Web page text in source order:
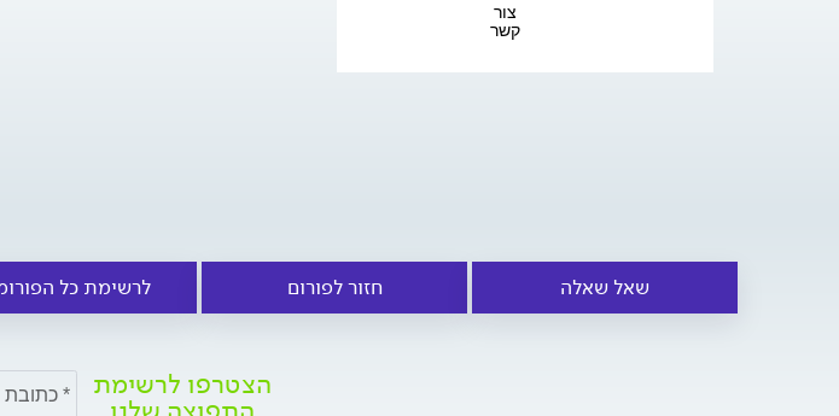
צור
קשר
שאל שאלה חזור לפורום לרשימת כל
הצטרפו לרשימת